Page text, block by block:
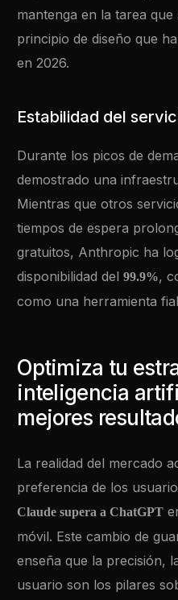
mantenga en la tarea
principio de diseño que
en 2026.
Estabilidad del
Durante los picos de
demostrado una
Mientras que otros
tiempos de espera
gratuitos, Anthropic ha
disponibilidad del99.9%,
como una herramienta
Optimiza tu
inteligencia
mejores
La realidad del mercado
preferencia de los
Claude supera a ChatGPT
móvil. Este cambio de
enseña que la precisión,
usuario son los pilares